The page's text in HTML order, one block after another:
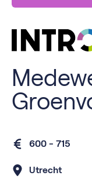
600 - 715
Utrecht